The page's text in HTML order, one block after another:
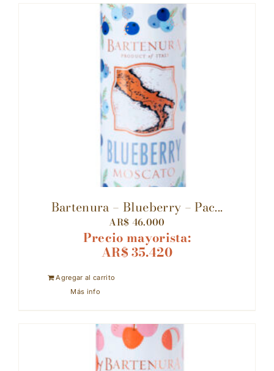
Bartenura – Blueberry – Pac...
AR$ 46.000
Precio mayorista:
AR$35.420
Agregar al carrito
Más info